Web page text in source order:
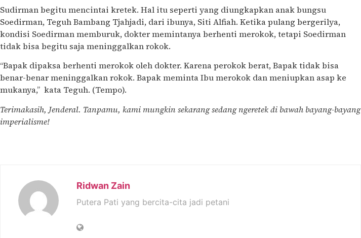
Sudirman begitu mencintai kretek. Hal itu seperti yang diungkapkan anak bungsu
Soedirman, Teguh Bambang Tjahjadi, dari ibunya, Siti Alfiah. Ketika pulang bergerilya,
kondisi Soedirman memburuk, dokter memintanya berhenti merokok, tetapi Soedirman
tidak bisa begitu saja meninggalkan rokok.
“Bapak dipaksa berhenti merokok oleh dokter. Karena perokok berat, Bapak tidak bisa
benar-benar meninggalkan rokok. Bapak meminta Ibu merokok dan meniupkan asap ke
mukanya,” kata Teguh. (Tempo).
Terimakasih, Jenderal. Tanpamu, kami mungkin sekarang sedang ngeretek di bawah bayang-bayang
imperialisme!
Ridwan Zain
Putera Pati yang bercita-cita jadi petani